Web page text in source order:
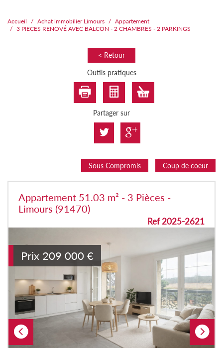
Accueil Achat immobilier Limours
Appartement
3 PIECES RENOVÉ AVEC BALCON - 2 CHAMBRES - 2 PARKINGS
< Retour
Outils pratiques
Partager sur
Sous Compromis Coup de coeur
Appartement 51.03 m² - 3 Pièces -
Limours (91470)
Ref 2025-2621
Prix 209 000 €